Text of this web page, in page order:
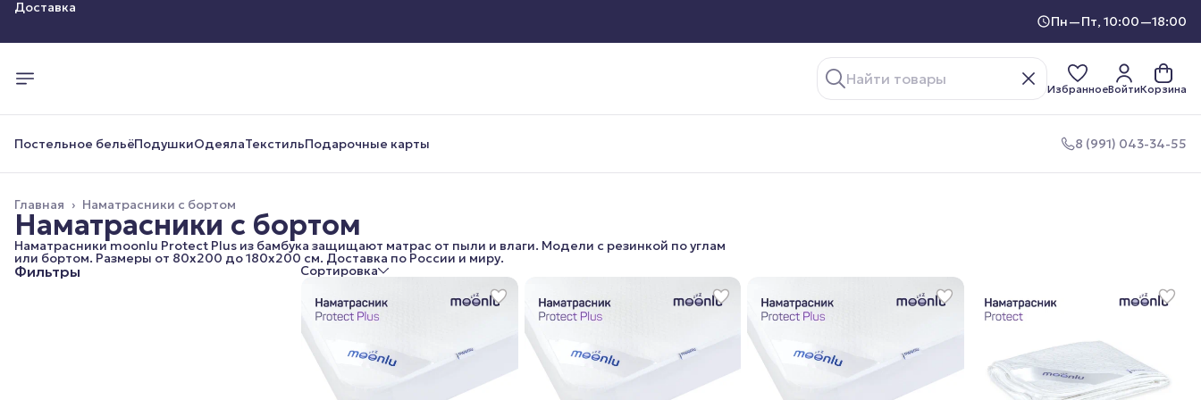
Доставка
Пн—Пт, 10:00—18:00
ИзбранноеВойтиКорзина
Постельное бельёПодушкиОдеялаТекстильПодарочные карты 8 (991) 043-34-55
Наматрасники с бортом
Главная ›
Наматрасники с бортом
Наматрасники moonlu Protect Plus из бамбука защищают матрас от пыли и влаги. Модели с резинкой по углам
или бортом. Размеры от 80x200 до 180x200 см. Доставка по России и миру.
Фильтры Сортировка